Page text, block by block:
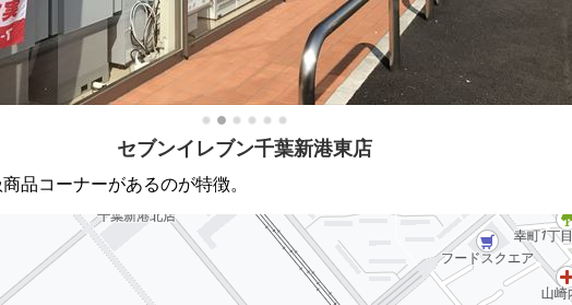
セブンイレブン千葉新港東店
品コーナーがあるのが特徴。